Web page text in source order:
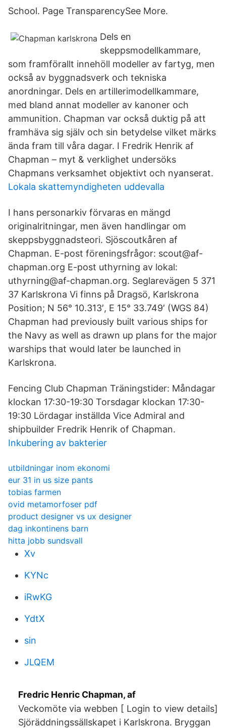
School. Page TransparencySee More.
Dels en
skeppsmodellkammare,
som framförallt innehöll modeller av fartyg, men
också av byggnadsverk och tekniska
anordningar. Dels en artillerimodellkammare,
med bland annat modeller av kanoner och
ammunition. Chapman var också duktig på att
framhäva sig själv och sin betydelse vilket märks
ända fram till våra dagar. I Fredrik Henrik af
Chapman – myt & verklighet undersöks
Chapmans verksamhet objektivt och nyanserat.
Lokala skattemyndigheten uddevalla
I hans personarkiv förvaras en mängd
originalritningar, men även handlingar om
skeppsbyggnadsteori. Sjöscoutkåren af
Chapman. E-post föreningsfrågor: scout@af-
chapman.org E-post uthyrning av lokal:
uthyrning@af-chapman.org. Seglarevägen 5 371
37 Karlskrona Vi finns på Dragsö, Karlskrona
Position; N 56° 10.313′, E 15° 33.749′ (WGS 84)
Chapman had previously built various ships for
the Navy as well as drawn up plans for the major
warships that would later be launched in
Karlskrona.
Fencing Club Chapman Träningstider: Måndagar
klockan 17:30-19:30 Torsdagar klockan 17:30-
19:30 Lördagar inställda Vice Admiral and
shipbuilder Fredrik Henrik of Chapman.
Inkubering av bakterier
utbildningar inom ekonomi
eur 31 in us size pants
tobias farmen
ovid metamorfoser pdf
product designer vs ux designer
dag inkontinens barn
hitta jobb sundsvall
Xv
KYNc
iRwKG
YdtX
sin
JLQEM
Fredric Henric Chapman, af
Veckomöte via webben [ Login to view details]
Sjöräddningssällskapet i Karlskrona. Bryggan